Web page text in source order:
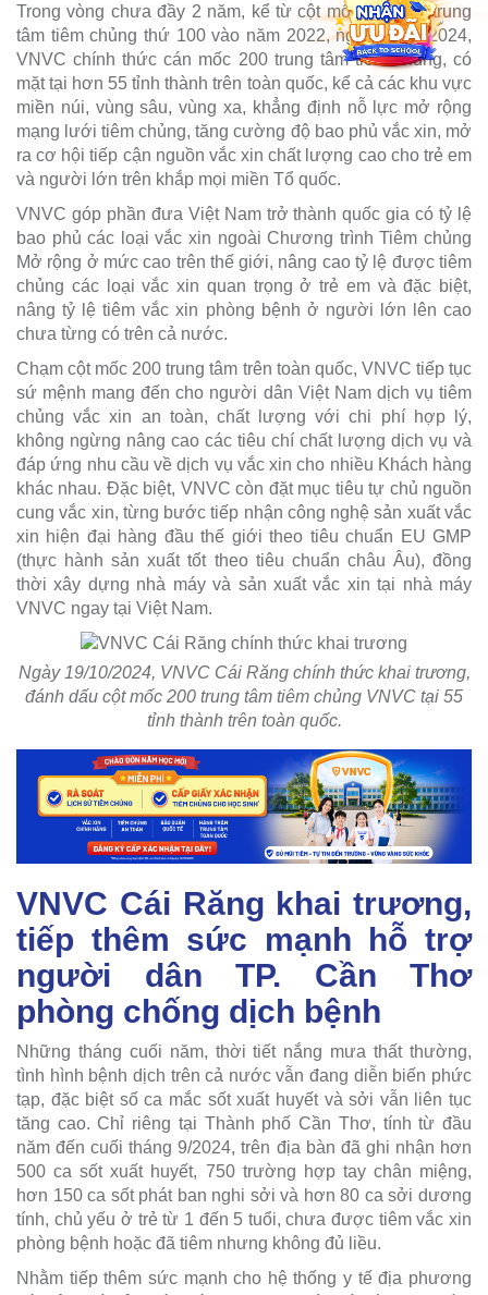
Trong vòng chưa đầy 2 năm, kể từ cột mốc kỷ niệm trung
tâm tiêm chủng thứ 100 vào năm 2022, ngày 19/10/2024,
VNVC chính thức cán mốc 200 trung tâm tiêm chủng, có
mặt tại hơn 55 tỉnh thành trên toàn quốc, kể cả các khu vực
miền núi, vùng sâu, vùng xa, khẳng định nỗ lực mở rộng
mạng lưới tiêm chủng, tăng cường độ bao phủ vắc xin, mở
ra cơ hội tiếp cận nguồn vắc xin chất lượng cao cho trẻ em
và người lớn trên khắp mọi miền Tổ quốc.
VNVC góp phần đưa Việt Nam trở thành quốc gia có tỷ lệ
bao phủ các loại vắc xin ngoài Chương trình Tiêm chủng
Mở rộng ở mức cao trên thế giới, nâng cao tỷ lệ được tiêm
chủng các loại vắc xin quan trọng ở trẻ em và đặc biệt,
nâng tỷ lệ tiêm vắc xin phòng bệnh ở người lớn lên cao
chưa từng có trên cả nước.
Chạm cột mốc 200 trung tâm trên toàn quốc, VNVC tiếp tục
sứ mệnh mang đến cho người dân Việt Nam dịch vụ tiêm
chủng vắc xin an toàn, chất lượng với chi phí hợp lý,
không ngừng nâng cao các tiêu chí chất lượng dịch vụ và
đáp ứng nhu cầu về dịch vụ vắc xin cho nhiều Khách hàng
khác nhau. Đặc biệt, VNVC còn đặt mục tiêu tự chủ nguồn
cung vắc xin, từng bước tiếp nhận công nghệ sản xuất vắc
xin hiện đại hàng đầu thế giới theo tiêu chuẩn EU GMP
(thực hành sản xuất tốt theo tiêu chuẩn châu Âu), đồng
thời xây dựng nhà máy và sản xuất vắc xin tại nhà máy
VNVC ngay tại Việt Nam.
Ngày 19/10/2024, VNVC Cái Răng chính thức khai trương,
đánh dấu cột mốc 200 trung tâm tiêm chủng VNVC tại 55
tỉnh thành trên toàn quốc.
VNVC Cái Răng khai trương,
tiếp thêm sức mạnh hỗ trợ
người dân TP. Cần Thơ
phòng chống dịch bệnh
Những tháng cuối năm, thời tiết nắng mưa thất thường,
tình hình bệnh dịch trên cả nước vẫn đang diễn biến phức
tạp, đặc biệt số ca mắc sốt xuất huyết và sởi vẫn liên tục
tăng cao. Chỉ riêng tại Thành phố Cần Thơ, tính từ đầu
năm đến cuối tháng 9/2024, trên địa bàn đã ghi nhận hơn
500 ca sốt xuất huyết, 750 trường hợp tay chân miệng,
hơn 150 ca sốt phát ban nghi sởi và hơn 80 ca sởi dương
tính, chủ yếu ở trẻ từ 1 đến 5 tuổi, chưa được tiêm vắc xin
phòng bệnh hoặc đã tiêm nhưng không đủ liều.
Nhằm tiếp thêm sức mạnh cho hệ thống y tế địa phương